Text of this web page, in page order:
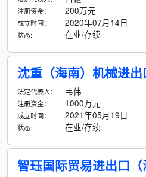
注册资金： 200万元
成立时间： 2020年07月14日
状态: 在业/存续
沈重（海南）机械进
法定代表人： 韦伟
注册资金： 1000万元
成立时间： 2021年05月19日
状态: 在业/存续
智珏国际贸易进出口